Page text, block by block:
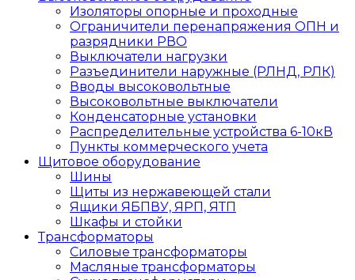
Изоляторы опорные и проходные
Ограничители перенапряжения ОПН и
разрядники РВО
Выключатели нагрузки
Разъединители наружные (РЛНД, РЛК)
Вводы высоковольтные
Высоковольтные выключатели
Конденсаторные установки
Распределительные устройства 6-10кВ
Пункты коммерческого учета
Щитовое оборудование
Шины
Щиты из нержавеющей стали
Ящики ЯБПВУ, ЯРП, ЯТП
Шкафы и стойки
Трансформаторы
Силовые трансформаторы
Масляные трансформаторы